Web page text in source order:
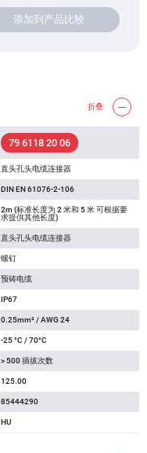
添加到产品比较
折叠
79 6118 20 06
直头孔头电缆连接器
DIN EN 61076-2-106
2m (标准长度为 2 米和 5 米 可根据要
求提供其他长度)
直头孔头电缆连接器
螺钉
预铸电缆
IP67
0.25mm² / AWG 24
-25 °C / 70°C
> 500 插拔次数
125.00
85444290
HU